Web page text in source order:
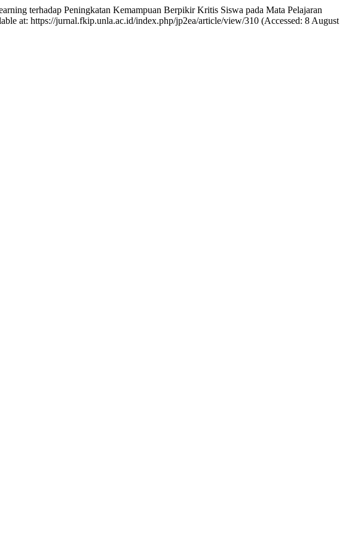
terhadap Peningkatan Kemampuan Berpikir Kritis Siswa pada Mata Pelajaran
at: https://jurnal.fkip.unla.ac.id/index.php/jp2ea/article/view/310 (Accessed: 8 August